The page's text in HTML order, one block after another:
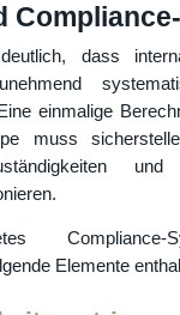
dass
einmalige
muss
und
Compliance-
Elemente